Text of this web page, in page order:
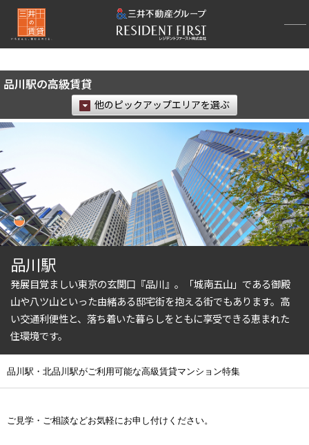
品川駅の高級賃貸
他のピックアップエリアを選ぶ
品川駅
発展目覚ましい東京の玄関口『品川』。「城南五山」である御殿
山や八ツ山といった由緒ある邸宅街を抱える街でもあります。高
い交通利便性と、落ち着いた暮らしをともに享受できる恵まれた
住環境です。
品川駅・北品川駅がご利用可能な高級賃貸マンション特集
ご見学・ご相談などお気軽にお申し付けください。
再検索ナビゲーション
敷金なし
礼金１ヶ月以下
フリーレント付き
間取り
1R〜1K
1DK〜1LDK
2LDK
3LDK
4LDK〜
専有面積